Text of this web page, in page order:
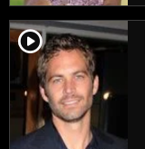
player2